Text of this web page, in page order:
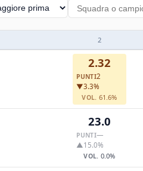
2
2.32
PUNTI2
▼3.3%
VOL. 61.6%
23.0
PUNTI—
▲15.0%
VOL. 0.0%